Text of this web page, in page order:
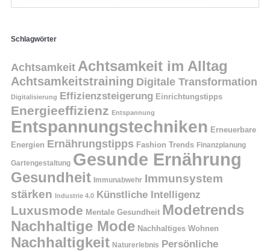
Schlagwörter
Achtsamkeit Achtsamkeit im Alltag
Achtsamkeitstraining Digitale Transformation
Digitalisierung Effizienzsteigerung Einrichtungstipps
Energieeffizienz Entspannung
Entspannungstechniken Erneuerbare
Energien Ernährungstipps Fashion Trends Finanzplanung
Gartengestaltung Gesunde Ernährung
Gesundheit Immunabwehr Immunsystem
stärken Industrie 4.0 Künstliche Intelligenz
Luxusmode Mentale Gesundheit Modetrends
Nachhaltige Mode Nachhaltiges Wohnen
Nachhaltigkeit Naturerlebnis Persönliche